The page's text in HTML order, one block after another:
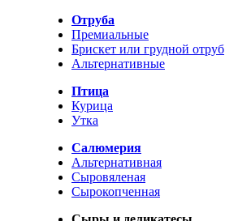
Отруба
Премиальные
Брискет или грудной отруб
Альтернативные
Птица
Курица
Утка
Салюмерия
Альтернативная
Сыровяленая
Сырокопченная